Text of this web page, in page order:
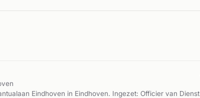
Eindhoven in Eindhoven. Ingezet: Officier van Dienst